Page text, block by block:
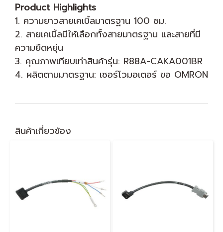
Product Highlights
1. ความยาวสายเคเบิ้ลมาตรฐาน 100 ซม.
2. สายเคเบิ้ลมีให้เลือกทั้งสายมาตรฐาน และสายที่มี
ความยืดหยุ่น
3. คุณภาพเทียบเท่าสินค้ารุ่น: R88A-CAKA001BR
4. ผลิตตามมาตรฐาน: เซอร์โวมอเตอร์ ขอ OMRON
สินค้าเกี่ยวข้อง